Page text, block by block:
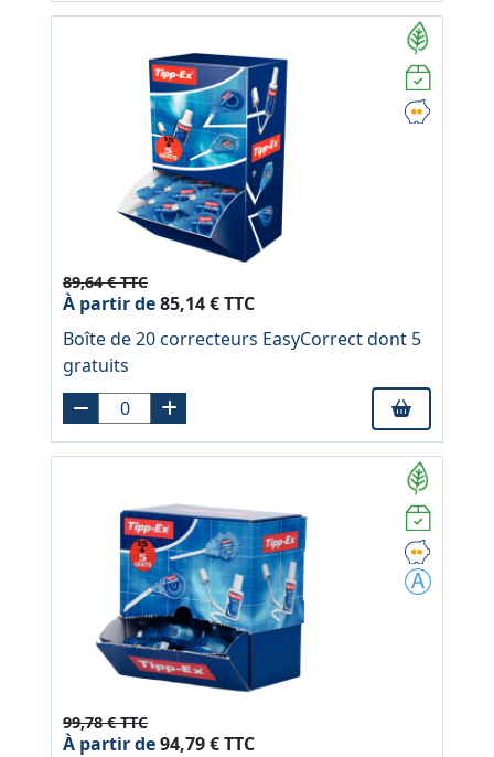
89,64 € TTC
À partir de85,14 € TTC
Boîte de 20 correcteurs EasyCorrect dont 5
gratuits
99,78 € TTC
À partir de94,79 € TTC